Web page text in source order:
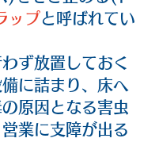
ップと呼ばれてい
ず放置しておく
に詰まり、床へ
原因となる害虫
業に支障が出る